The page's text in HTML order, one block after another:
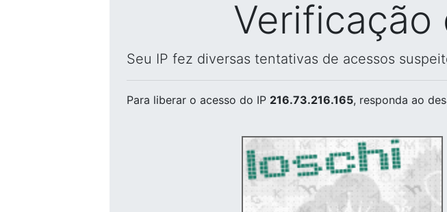
Verificação
Seu IP fez diversas tentativas de acessos
Para liberar o acesso do IP 216.73.216.165, responda ao